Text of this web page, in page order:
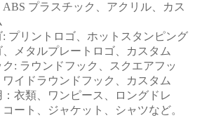
ABS プラスチック、アクリル、カス
: プリントロゴ、ホットスタンピング
、メタルプレートロゴ、カスタム
ク: ラウンドフック、スクエアフッ
ワイドラウンドフック、カスタム
：衣類、ワンピース、ロングドレ
コート、ジャケット、シャツなど。